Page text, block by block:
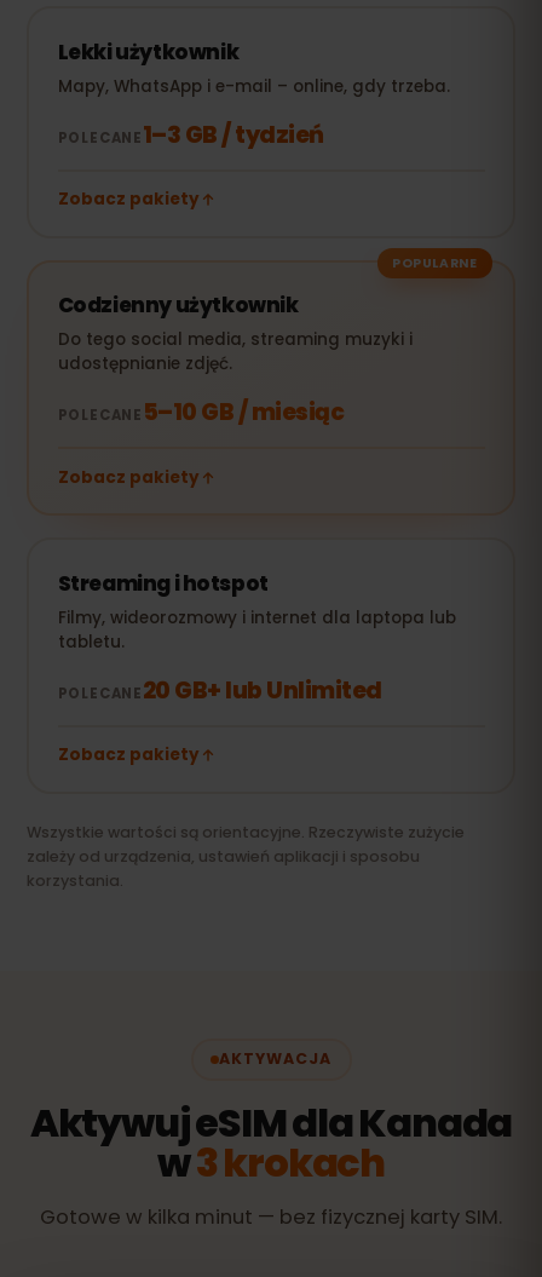
Lekki użytkownik
Mapy, WhatsApp i e-mail – online, gdy trzeba.
POLECANE1–3 GB / tydzień
Zobacz pakiety
POPULARNE
Codzienny użytkownik
Do tego social media, streaming muzyki i
udostępnianie zdjęć.
POLECANE 5–10 GB / miesiąc
Zobacz pakiety
Streaming i hotspot
Filmy, wideorozmowy i internet dla laptopa lub
tabletu.
POLECANE20 GB+ lub Unlimited
Zobacz pakiety
Wszystkie wartości są orientacyjne. Rzeczywiste zużycie
zależy od urządzenia, ustawień aplikacji i sposobu
korzystania.
AKTYWACJA
Aktywuj eSIM dla Kanada
w3 krokach
Gotowe w kilka minut — bez fizycznej karty SIM.